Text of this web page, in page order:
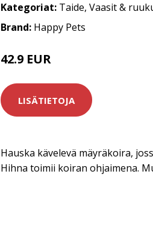
Kategoriat: Taide, Vaasit &
Brand: Happy Pets
42.9 EUR
LISÄTIETOJA
Hauska kävelevä mäyräkoira,
Hihna toimii koiran ohjaimena.